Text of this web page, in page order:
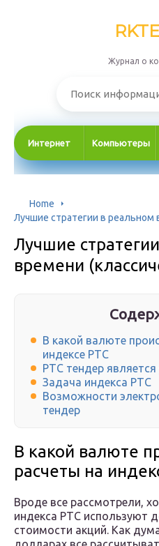
Журнал о
Интернет Компьютеры
Home
Лучшие стратегии в реальном
Лучшие
времени
В какой валюте
индексе РТС
РТС тендер
Задача индекса РТС
Возможности
тендер
В какой валюте
расчеты на
Вроде все рассмотрели,
индекса РТС используют
стоимости акций. Как